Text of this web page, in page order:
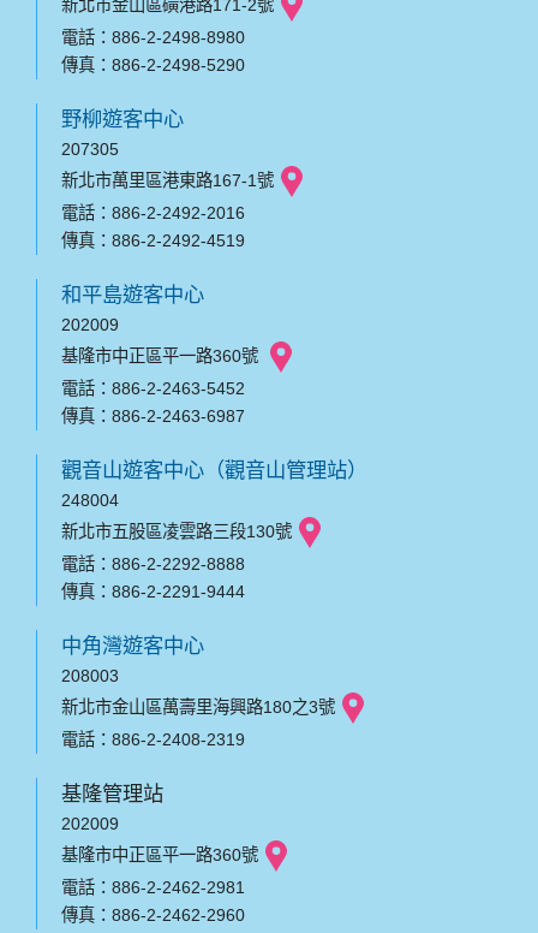
新北市金山區磺港路171-2號
電話：886-2-2498-8980
傳真：886-2-2498-5290
野柳遊客中心
207305
新北市萬里區港東路167-1號
電話：886-2-2492-2016
傳真：886-2-2492-4519
和平島遊客中心
202009
基隆市中正區平一路360號
電話：886-2-2463-5452
傳真：886-2-2463-6987
觀音山遊客中心（觀音山管理站）
248004
新北市五股區凌雲路三段130號
電話：886-2-2292-8888
傳真：886-2-2291-9444
中角灣遊客中心
208003
新北市金山區萬壽里海興路180之3號
電話：886-2-2408-2319
基隆管理站
202009
基隆市中正區平一路360號
電話：886-2-2462-2981
傳真：886-2-2462-2960